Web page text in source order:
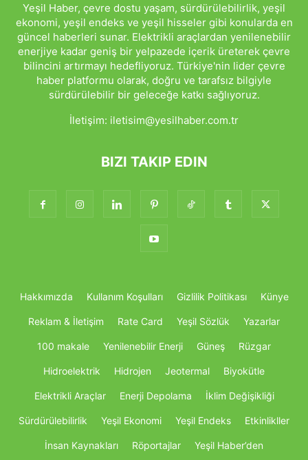
Yeşil Haber, çevre dostu yaşam, sürdürülebilirlik, yeşil
ekonomi, yeşil endeks ve yeşil hisseler gibi konularda en
güncel haberleri sunar. Elektrikli araçlardan yenilenebilir
enerjiye kadar geniş bir yelpazede içerik üreterek çevre
bilincini artırmayı hedefliyoruz. Türkiye'nin lider çevre
haber platformu olarak, doğru ve tarafsız bilgiyle
sürdürülebilir bir geleceğe katkı sağlıyoruz.
İletişim: iletisim@yesilhaber.com.tr
BIZI TAKIP EDIN
Hakkımızda Kullanım Koşulları Gizlilik Politikası Künye
Reklam & İletişim Rate Card Yeşil Sözlük Yazarlar
100 makale Yenilenebilir Enerji Güneş Rüzgar
Hidroelektrik Hidrojen Jeotermal Biyokütle
Elektrikli Araçlar Enerji Depolama İklim Değişikliği
Sürdürülebilirlik Yeşil Ekonomi Yeşil Endeks Etkinlikller
İnsan Kaynakları Röportajlar Yeşil Haber’den